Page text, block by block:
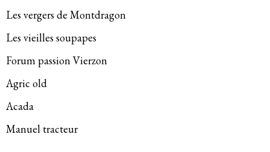
Les vergers de Montdragon
Les vieilles soupapes
Forum passion Vierzon
Agric old
Acada
Manuel tracteur